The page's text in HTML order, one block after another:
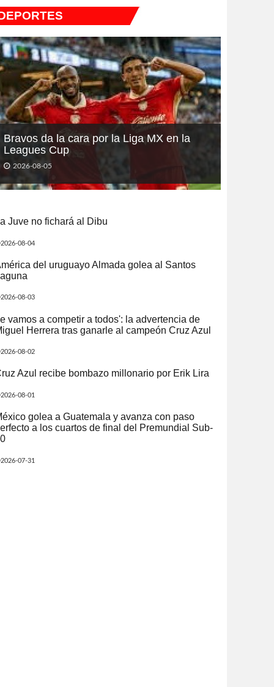
Bravos da la cara por la Liga MX en la
Leagues Cup
2026-08-05
Juve no fichará al Dibu
2026-08-04
del uruguayo Almada golea al Santos
2026-08-03
vamos a competir a todos': la advertencia de
Herrera tras ganarle al campeón Cruz Azul
2026-08-02
Azul recibe bombazo millonario por Erik Lira
2026-08-01
golea a Guatemala y avanza con paso
a los cuartos de final del Premundial Sub-
2026-07-31